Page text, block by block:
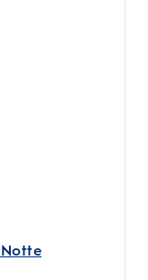
Notte